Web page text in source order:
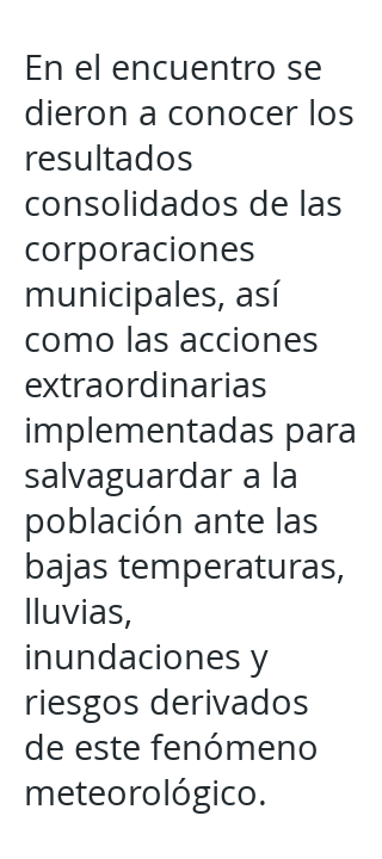
En el encuentro se
dieron a conocer los
resultados
consolidados de las
corporaciones
municipales, así
como las acciones
extraordinarias
implementadas para
salvaguardar a la
población ante las
bajas temperaturas,
lluvias,
inundaciones y
riesgos derivados
de este fenómeno
meteorológico.